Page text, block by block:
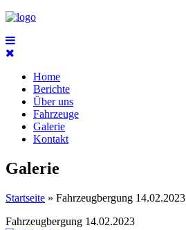
Home
Berichte
Über uns
Fahrzeuge
Galerie
Kontakt
Galerie
Startseite » Fahrzeugbergung 14.02.2023
Fahrzeugbergung 14.02.2023